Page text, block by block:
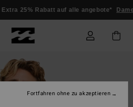
Extra 25% Rabatt auf alle angebote*
Fortfahren ohne zu akzeptieren